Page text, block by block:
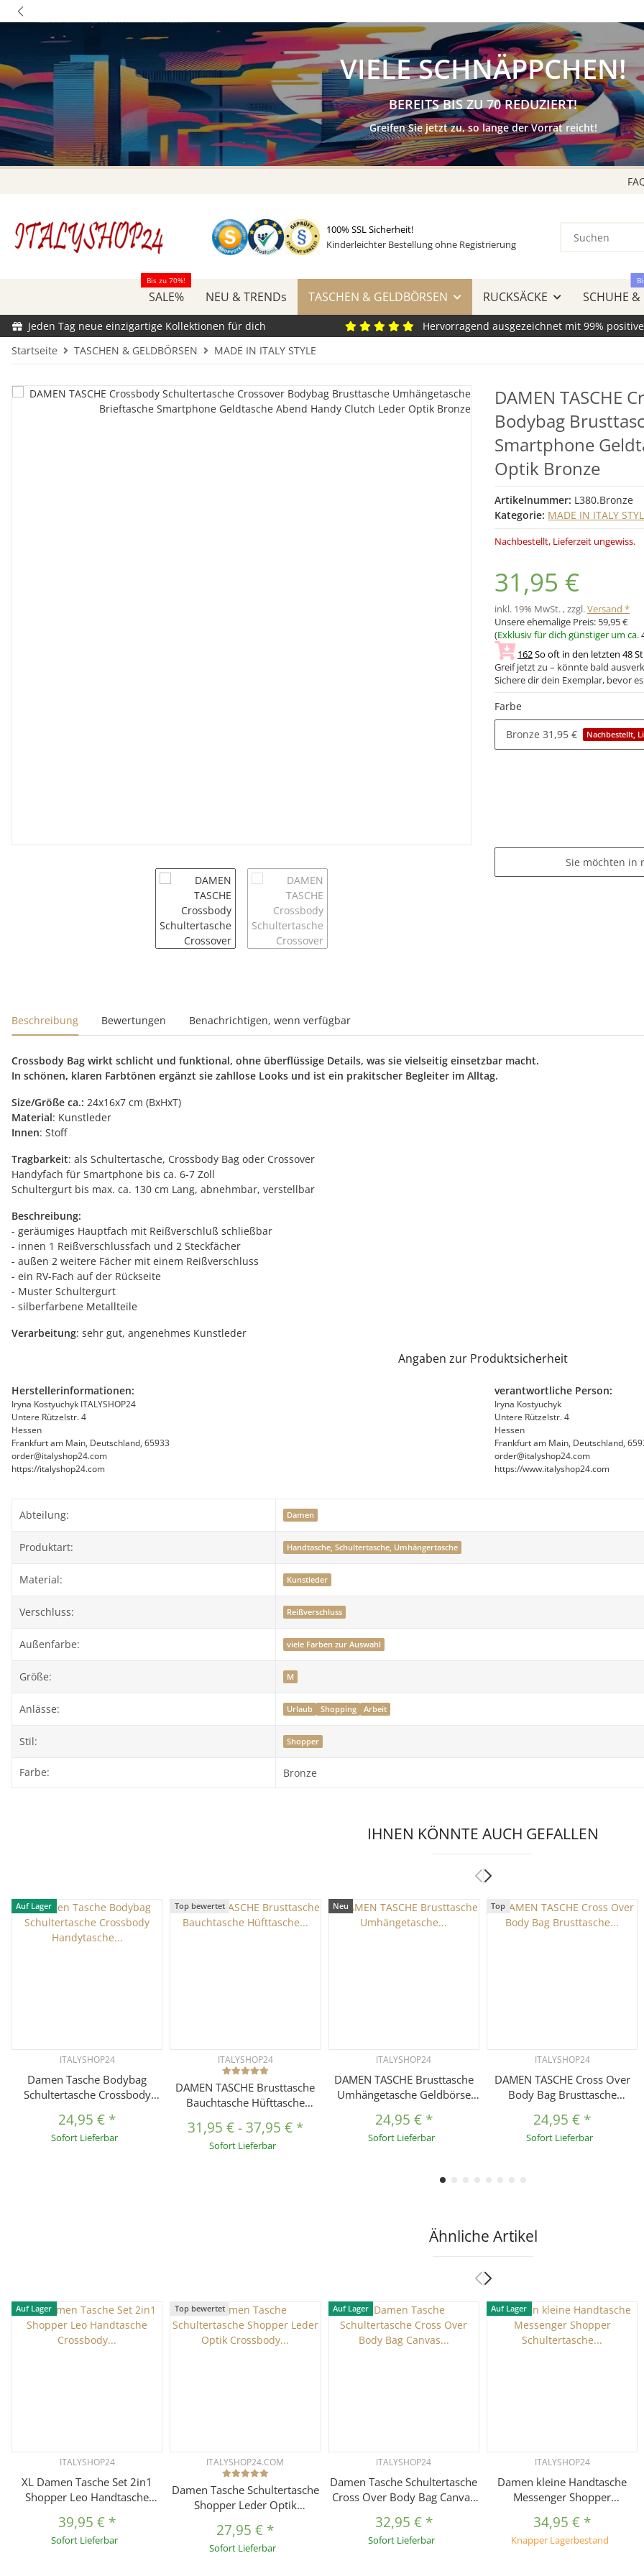
VIELE SCHNÄPPCHEN!
BEREITS BIS ZU 70 REDUZIERT!
Greifen Sie jetzt zu, so lange der Vorrat reicht!
100% SSL Sicherheit!
Kinderleichter Bestellung ohne Registrierung
SALE%
Bis zu 70%!
NEU & TRENDs TASCHEN & GELDBÖRSEN RUCKSÄCKE SCHUHE &
Jeden Tag neue einzigartige Kollektionen für dich
Hervorragend ausgezeichnet mit 99%
Startseite
TASCHEN & GELDBÖRSEN MADE IN ITALY STYLE
DAMEN TASCHE
Bodybag
Smartphone
Optik Bronze
Artikelnummer: L380.Bronze
Kategorie: MADE IN ITALY
Nachbestellt, Lieferzeit ungewiss.
31,95 €
inkl. 19% MwSt. , zzgl.Versand *
Unsere ehemalige Preis: 59,95 €
(Exklusiv für dich günstiger um ca.
162So oft in den letzten 48
Greif jetzt zu – könnte bald
Sichere dir dein Exemplar, bevor
Farbe
Bronze 31,95 € Nachbestellt,
Sie möchten in
Beschreibung Bewertungen Benachrichtigen, wenn verfügbar
Crossbody Bag wirkt schlicht und funktional, ohne überflüssige Details, was sie vielseitig einsetzbar macht.
In schönen, klaren Farbtönen ergänzt sie zahllose Looks und ist ein prakitscher Begleiter im Alltag.
Size/Größe ca.: 24x16x7 cm (BxHxT)
Material: Kunstleder
Innen: Stoff
Tragbarkeit: als Schultertasche, Crossbody Bag oder Crossover
Handyfach für Smartphone bis ca. 6-7 Zoll
Schultergurt bis max. ca. 130 cm Lang, abnehmbar, verstellbar
Beschreibung:
- geräumiges Hauptfach mit Reißverschluß schließbar
- innen 1 Reißverschlussfach und 2 Steckfächer
- außen 2 weitere Fächer mit einem Reißverschluss
- ein RV-Fach auf der Rückseite
- Muster Schultergurt
- silberfarbene Metallteile
Verarbeitung: sehr gut, angenehmes Kunstleder
Angaben zur Produktsicherheit
Herstellerinformationen:
Iryna Kostyuchyk ITALYSHOP24
Untere Rützelstr. 4
Hessen
Frankfurt am Main, Deutschland, 65933
order@italyshop24.com
https://italyshop24.com
verantwortliche Person:
Iryna Kostyuchyk
Untere Rützelstr. 4
Hessen
Frankfurt am Main, Deutschland,
order@italyshop24.com
https://www.italyshop24.com
Abteilung: Damen
Produktart: Handtasche, Schultertasche, Umhängertasche
Material: Kunstleder
Verschluss: Reißverschluss
Außenfarbe: viele Farben zur Auswahl
Größe: M
Anlässe: Urlaub Shopping Arbeit
Stil: Shopper
Farbe: Bronze
IHNEN KÖNNTE AUCH GEFALLEN
Auf Lager
ITALYSHOP24
Damen Tasche Bodybag
Schultertasche Crossbody
Kunstleder Umhängetasche
Handtasche Reise
24,95 € *
Sofort Lieferbar
Top bewertet
ITALYSHOP24
DAMEN TASCHE Brusttasche
Bauchtasche Hüfttasche
Schultertasche
Umhängetasche Kunstleder
31,95 €-37,95 € *
Sofort Lieferbar
Neu
ITALYSHOP24
DAMEN TASCHE Brusttasche
Umhängetasche Geldbörse
Smartphone Geldtasche Cross
Over body Bag Abendtasche
24,95 € *
Sofort Lieferbar
Top
ITALYSHOP24
DAMEN TASCHE Cross Over
Body Bag Brusttasche
Schultertasche Brieftasche
Smartphone Geldbörse
24,95 € *
Sofort Lieferbar
Ähnliche Artikel
Auf Lager
ITALYSHOP24
XL Damen Tasche Set 2in1
Shopper Leo Handtasche
Schultertasche Wildleder
Optik Umhängetasche Cross-
39,95 € *
Sofort Lieferbar
Top bewertet
ITALYSHOP24.COM
Damen Tasche Schultertasche
Shopper Leder Optik
Crossover Beuteltasche
Reisetasche
27,95 € *
Sofort Lieferbar
Auf Lager
ITALYSHOP24
Damen Tasche Schultertasche
Cross Over Body Bag Canvas
Muster Gürtel Bodybag
Damentasche Handtasche
32,95 € *
Sofort Lieferbar
Auf Lager
ITALYSHOP24
Damen kleine Handtasche
Messenger Shopper
Umhängetasche Bodybag
Henkeltasche Crossbody
34,95 € *
Knapper Lagerbestand